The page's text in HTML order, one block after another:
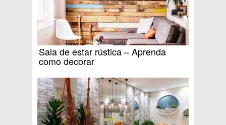
Sala de estar rústica – Aprenda
como decorar